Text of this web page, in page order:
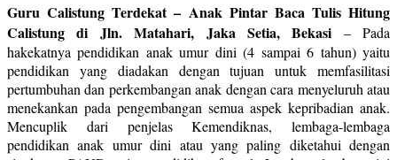
Guru Calistung Terdekat – Anak Pintar Baca Tulis Hitung
Calistung di Jln. Matahari, Jaka Setia, Bekasi – Pada
hakekatnya pendidikan anak umur dini (4 sampai 6 tahun) yaitu
pendidikan yang diadakan dengan tujuan untuk memfasilitasi
pertumbuhan dan perkembangan anak dengan cara menyeluruh atau
menekankan pada pengembangan semua aspek kepribadian anak.
Mencuplik dari penjelas Kemendiknas, lembaga-lembaga
pendidikan anak umur dini atau yang paling diketahui dengan